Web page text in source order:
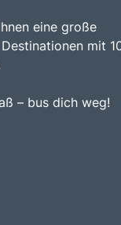
eine große
mit
– bus dich weg!